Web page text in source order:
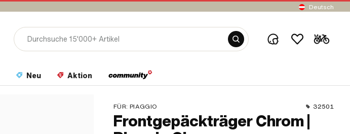
Deutsch
Neu Aktion
FÜR: PIAGGIO 32501
Frontgepäckträger Chrom |